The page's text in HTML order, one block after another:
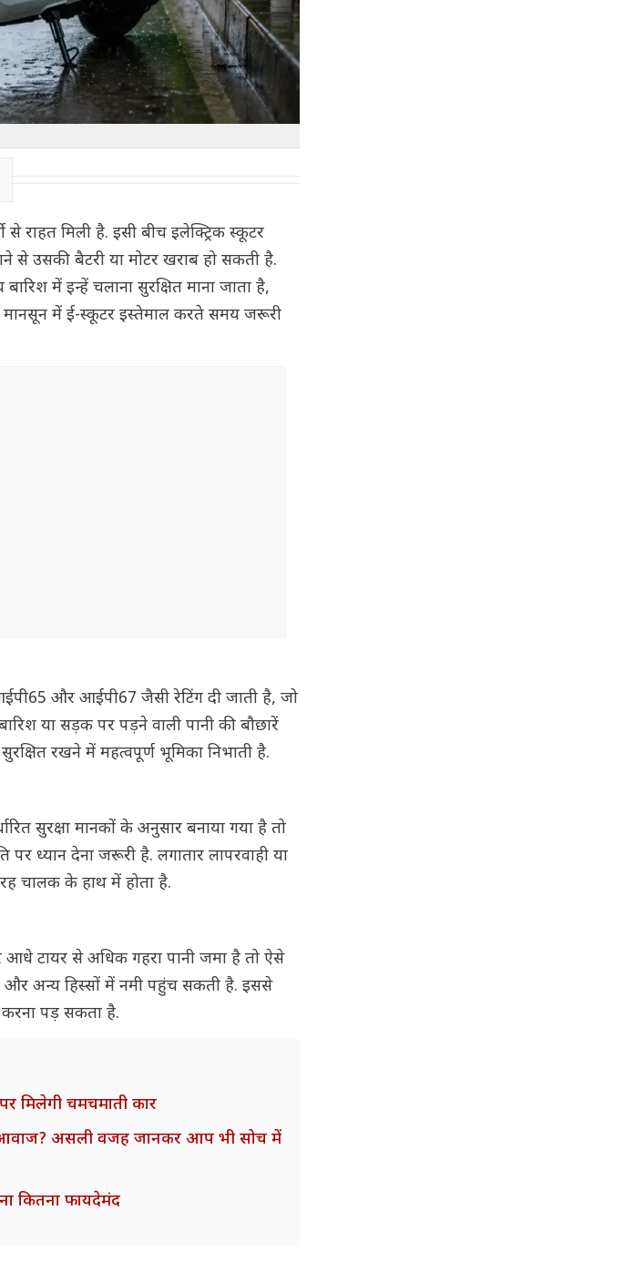
राहत मिली है. इसी बीच इलेक्ट्रिक स्कूटर
से उसकी बैटरी या मोटर खराब हो सकती है.
में इन्हें चलाना सुरक्षित माना जाता है,
मानसून में ई-स्कूटर इस्तेमाल करते समय जरूरी
और आईपी67 जैसी रेटिंग दी जाती है, जो
या सड़क पर पड़ने वाली पानी की बौछारें
रखने में महत्वपूर्ण भूमिका निभाती है.
सुरक्षा मानकों के अनुसार बनाया गया है तो
पर ध्यान देना जरूरी है. लगातार लापरवाही या
चालक के हाथ में होता है.
आधे टायर से अधिक गहरा पानी जमा है तो ऐसे
अन्य हिस्सों में नमी पहुंच सकती है. इससे
पड़ सकता है.
मिलेगी चमचमाती कार
आवाज? असली वजह जानकर आप भी सोच में
कितना फायदेमंद